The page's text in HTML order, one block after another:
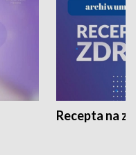
Recepta na